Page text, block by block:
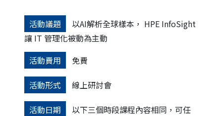
活動議題
以AI解析全球樣本， HPE InfoSight
讓 IT 管理化被動為主動
活動費用
免費
活動形式 線上研討會
活動日期
以下三個時段課程內容相同，可任